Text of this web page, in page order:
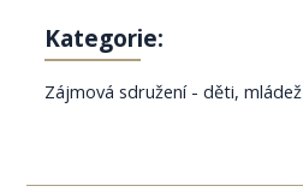
Kategorie:
Zájmová sdružení - děti, mládež